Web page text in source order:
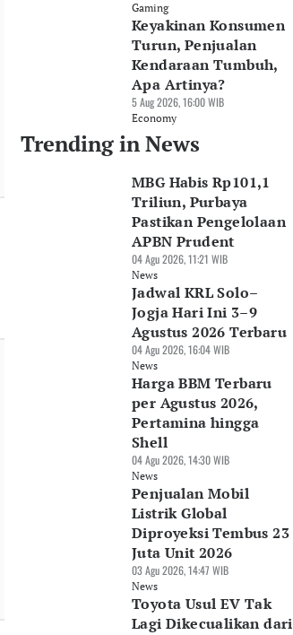
Gaming
Keyakinan Konsumen
Turun, Penjualan
Kendaraan Tumbuh,
Apa Artinya?
5 Aug 2026, 16:00 WIB
Economy
Trending in News
MBG Habis Rp101,1
Triliun, Purbaya
Pastikan Pengelolaan
APBN Prudent
04 Agu 2026, 11:21 WIB
News
Jadwal KRL Solo–
Jogja Hari Ini 3–9
Agustus 2026 Terbaru
04 Agu 2026, 16:04 WIB
News
Harga BBM Terbaru
per Agustus 2026,
Pertamina hingga
Shell
04 Agu 2026, 14:30 WIB
News
Penjualan Mobil
Listrik Global
Diproyeksi Tembus 23
Juta Unit 2026
03 Agu 2026, 14:47 WIB
News
Toyota Usul EV Tak
Lagi Dikecualikan dari